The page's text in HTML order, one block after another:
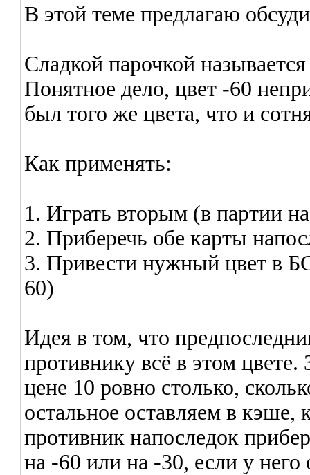
В этой теме предлагаю
Сладкой парочкой
Понятное дело, цвет -60
был того же цвета, что и
Как применять:
1. Играть вторым (в партии
2. Приберечь обе карты
3. Привести нужный цвет в
60)
Идея в том, что
противнику всё в этом
цене 10 ровно столько,
остальное оставляем в кэше,
противник напоследок
на -60 или на -30, если у него